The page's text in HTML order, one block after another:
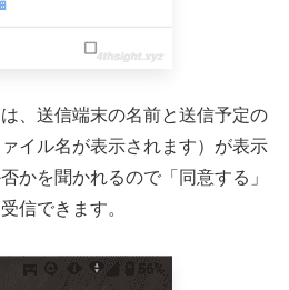
、送信端末の名前と送信予定の
イル名が表示されます）が表示
かを聞かれるので「同意する」
信できます。